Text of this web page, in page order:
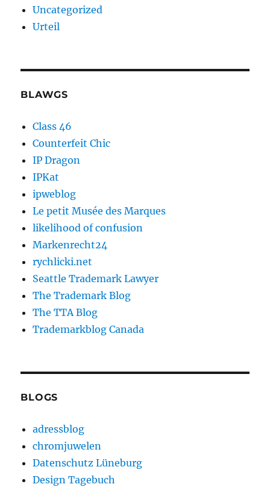
Uncategorized
Urteil
BLAWGS
Class 46
Counterfeit Chic
IP Dragon
IPKat
ipweblog
Le petit Musée des Marques
likelihood of confusion
Markenrecht24
rychlicki.net
Seattle Trademark Lawyer
The Trademark Blog
The TTA Blog
Trademarkblog Canada
BLOGS
adressblog
chromjuwelen
Datenschutz Lüneburg
Design Tagebuch